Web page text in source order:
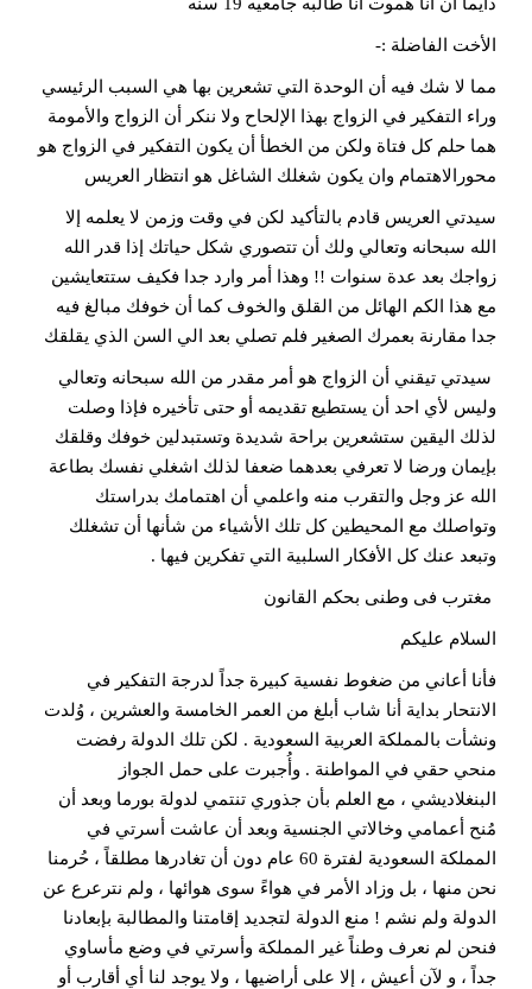
الأخت الفاضلة :-
مما لا شك فيه أن الوحدة التي تشعرين بها هي السبب الرئيسي
وراء التفكير في الزواج بهذا الإلحاح ولا ننكر أن الزواج والأمومة
هما حلم كل فتاة ولكن من الخطأ أن يكون التفكير في الزواج هو
محورالاهتمام وان يكون شغلك الشاغل هو انتظار العريس
سيدتي العريس قادم بالتأكيد لكن في وقت وزمن لا يعلمه إلا
الله سبحانه وتعالي ولك أن تتصوري شكل حياتك إذا قدر الله
زواجك بعد عدة سنوات !! وهذا أمر وارد جدا فكيف ستتعايشين
مع هذا الكم الهائل من القلق والخوف كما أن خوفك مبالغ فيه
جدا مقارنة بعمرك الصغير فلم تصلي بعد الي السن الذي يقلقك
سيدتي تيقني أن الزواج هو أمر مقدر من الله سبحانه وتعالي
وليس لأي احد أن يستطيع تقديمه أو حتى تأخيره فإذا وصلت
لذلك اليقين ستشعرين براحة شديدة وتستبدلين خوفك وقلقك
بإيمان ورضا لا تعرفي بعدهما ضعفا لذلك اشغلي نفسك بطاعة
الله عز وجل والتقرب منه واعلمي أن اهتمامك بدراستك
وتواصلك مع المحيطين كل تلك الأشياء من شأنها أن تشغلك
وتبعد عنك كل الأفكار السلبية التي تفكرين فيها .
مغترب فى وطنى بحكم القانون
السلام عليكم
فأنا أعاني من ضغوط نفسية كبيرة جداً لدرجة التفكير في
الانتحار بداية أنا شاب أبلغ من العمر الخامسة والعشرين ، وُلدت
ونشأت بالمملكة العربية السعودية . لكن تلك الدولة رفضت
منحي حقي في المواطنة . وأُجبرت على حمل الجواز
البنغلاديشي ، مع العلم بأن جذوري تنتمي لدولة بورما وبعد أن
مُنح أعمامي وخالاتي الجنسية وبعد أن عاشت أسرتي في
المملكة السعودية لفترة 60 عام دون أن تغادرها مطلقاً ، حُرمنا
نحن منها ، بل وزاد الأمر في هواءً سوى هوائها ، ولم نترعرع عن
الدولة ولم نشم ! منع الدولة لتجديد إقامتنا والمطالبة بإبعادنا
فنحن لم نعرف وطناً غير المملكة وأسرتي في وضع مأساوي
جداً ، و لآن أعيش ، إلا على أراضيها ، ولا يوجد لنا أي أقارب أو